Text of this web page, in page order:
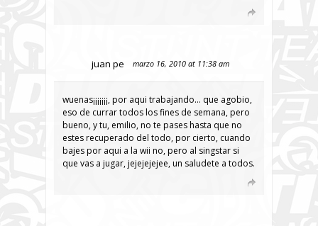
juan pe marzo 16, 2010 at 11:38 am
wuenas¡¡¡¡¡¡¡, por aqui trabajando… que agobio,
eso de currar todos los fines de semana, pero
bueno, y tu, emilio, no te pases hasta que no
estes recuperado del todo, por cierto, cuando
bajes por aqui a la wii no, pero al singstar si
que vas a jugar, jejejejejee, un saludete a todos.